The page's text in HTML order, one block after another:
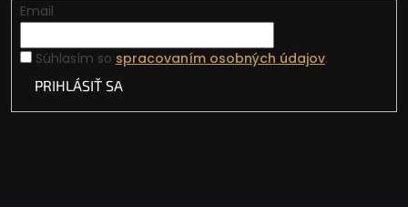
Email
Súhlasím so spracovaním osobných údajov.
PRIHLÁSIŤ SA